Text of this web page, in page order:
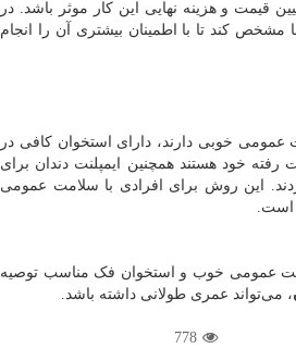
قیمت و هزینه نهایی این کار موثر باشد. در
مشخص کند تا با اطمینان بیشتری آن را انجام
عمومی خوبی دارند، دارای استخوان کافی در
خود هستند همچنین ایمپلنت دندان برای
این روش برای افرادی با سلامت عمومی
است.
عمومی خوب و استخوان فک مناسب توصیه
، می‌تواند عمری طولانی داشته باشد.
778